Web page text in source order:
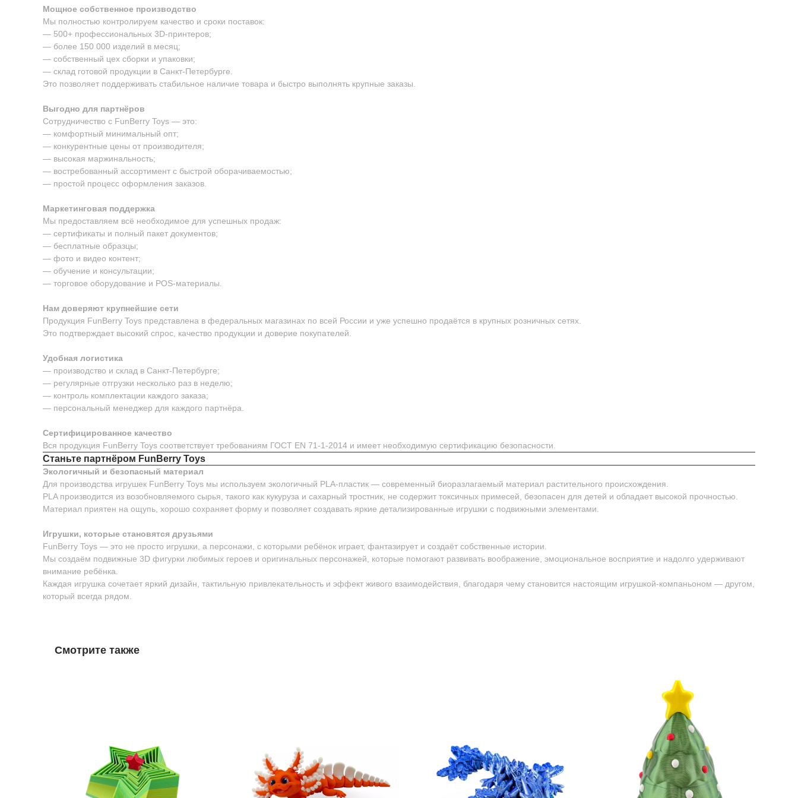
Мощное собственное производство
Мы полностью контролируем качество и сроки поставок:
— 500+ профессиональных 3D-принтеров;
— более 150 000 изделий в месяц;
— собственный цех сборки и упаковки;
— склад готовой продукции в Санкт-Петербурге.
Это позволяет поддерживать стабильное наличие товара и быстро выполнять крупные заказы.
Выгодно для партнёров
Сотрудничество с FunBerry Toys — это:
— комфортный минимальный опт;
— конкурентные цены от производителя;
— высокая маржинальность;
— востребованный ассортимент с быстрой оборачиваемостью;
— простой процесс оформления заказов.
Маркетинговая поддержка
Мы предоставляем всё необходимое для успешных продаж:
— сертификаты и полный пакет документов;
— бесплатные образцы;
— фото и видео контент;
— обучение и консультации;
— торговое оборудование и POS-материалы.
Нам доверяют крупнейшие сети
Продукция FunBerry Toys представлена в федеральных магазинах по всей России и уже успешно продаётся в крупных розничных сетях.
Это подтверждает высокий спрос, качество продукции и доверие покупателей.
Удобная логистика
— производство и склад в Санкт-Петербурге;
— регулярные отгрузки несколько раз в неделю;
— контроль комплектации каждого заказа;
— персональный менеджер для каждого партнёра.
Сертифицированное качество
Вся продукция FunBerry Toys соответствует требованиям ГОСТ EN 71-1-2014 и имеет необходимую сертификацию безопасности.
Станьте партнёром FunBerry Toys
Экологичный и безопасный материал
Для производства игрушек FunBerry Toys мы используем экологичный PLA-пластик — современный биоразлагаемый материал растительного происхождения.
PLA производится из возобновляемого сырья, такого как кукуруза и сахарный тростник, не содержит токсичных примесей, безопасен для детей и обладает высокой прочностью.
Материал приятен на ощупь, хорошо сохраняет форму и позволяет создавать яркие детализированные игрушки с подвижными элементами.
Игрушки, которые становятся друзьями
FunBerry Toys — это не просто игрушки, а персонажи, с которыми ребёнок играет, фантазирует и создаёт собственные истории.
Мы создаём подвижные 3D фигурки любимых героев и оригинальных персонажей, которые помогают развивать воображение, эмоциональное восприятие и надолго удерживают
внимание ребёнка.
Каждая игрушка сочетает яркий дизайн, тактильную привлекательность и эффект живого взаимодействия, благодаря чему становится настоящим игрушкой-компаньоном — другом,
который всегда рядом.
Смотрите также